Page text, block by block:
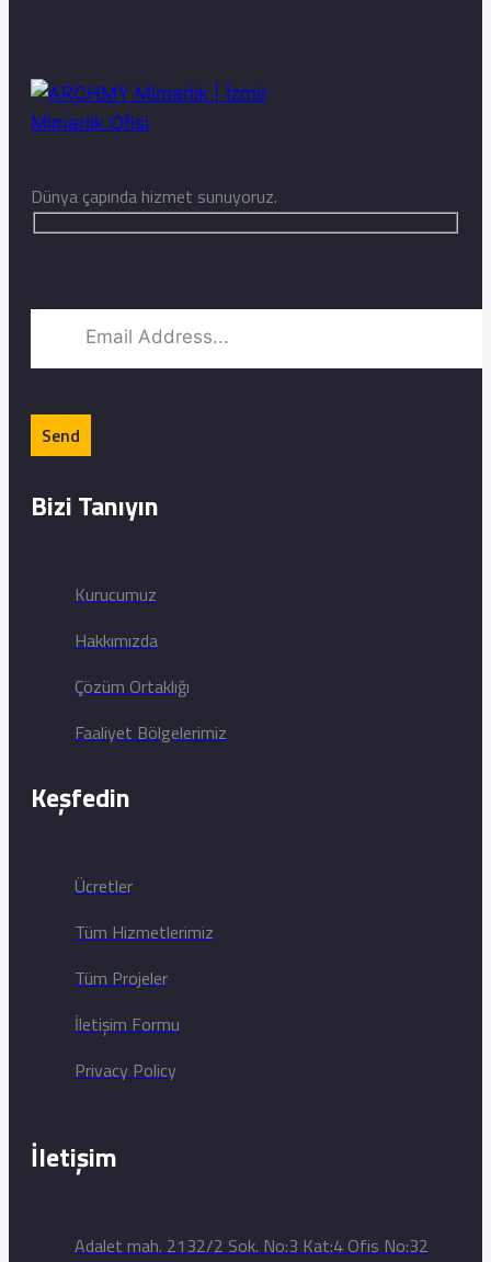
Dünya çapında hizmet sunuyoruz.
Bizi Tanıyın
Kurucumuz
Hakkımızda
Çözüm Ortaklığı
Faaliyet Bölgelerimiz
Keşfedin
Ücretler
Tüm Hizmetlerimiz
Tüm Projeler
İletişim Formu
Privacy Policy
İletişim
Adalet mah. 2132/2 Sok. No:3 Kat:4 Ofis No:32